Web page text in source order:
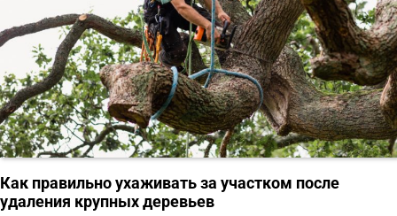
Как правильно ухаживать за участком после
удаления крупных деревьев